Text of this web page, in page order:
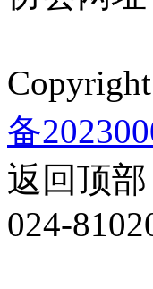
备
返回顶部
024-